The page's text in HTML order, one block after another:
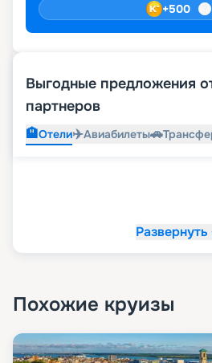
+500
Выгодные предложения
партнеров
🏨Отели✈️Авиабилеты🚗
Развернуть
Похожие круизы